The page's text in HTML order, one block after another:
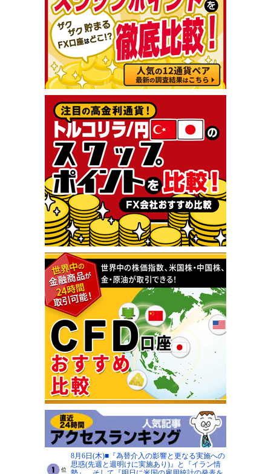
8月6日(木)■『為替介入の影響と更なる実施への
思惑(先週と週明けに実施あり)』と『イラン情